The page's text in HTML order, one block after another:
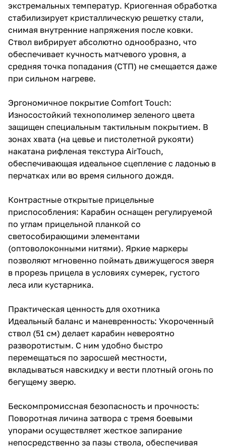
экстремальных температур. Криогенная обработка
стабилизирует кристаллическую решетку стали,
снимая внутренние напряжения после ковки.
Ствол вибрирует абсолютно однообразно, что
обеспечивает кучность матчевого уровня, а
средняя точка попадания (СТП) не смещается даже
при сильном нагреве.
Эргономичное покрытие Comfort Touch:
Износостойкий технополимер зеленого цвета
защищен специальным тактильным покрытием. В
зонах хвата (на цевье и пистолетной рукояти)
накатана рифленая текстура AirTouch,
обеспечивающая идеальное сцепление с ладонью в
перчатках или во время сильного дождя.
Контрастные открытые прицельные
приспособления: Карабин оснащен регулируемой
по углам прицельной планкой со
светособирающими элементами
(оптоволоконными нитями). Яркие маркеры
позволяют мгновенно поймать движущегося зверя
в прорезь прицела в условиях сумерек, густого
леса или кустарника.
Практическая ценность для охотника
Идеальный баланс и маневренность: Укороченный
ствол (51 см) делает карабин невероятно
разворотистым. С ним удобно быстро
перемещаться по заросшей местности,
вкладываться навскидку и вести плотный огонь по
бегущему зверю.
Бескомпромиссная безопасность и прочность:
Поворотная личина затвора с тремя боевыми
упорами осуществляет жесткое запирание
непосредственно за пазы ствола, обеспечивая